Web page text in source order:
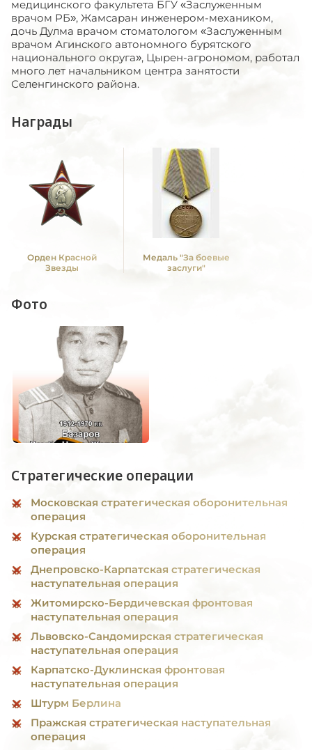
медицинского факультета БГУ «Заслуженным
врачом РБ», Жамсаран инженером-механиком,
дочь Дулма врачом стоматологом «Заслуженным
врачом Агинского автономного бурятского
национального округа», Цырен-агрономом, работал
много лет начальником центра занятости
Селенгинского района.
Награды
Орден Красной
Звезды
Медаль "За боевые
заслуги"
Фото
Стратегические операции
Московская стратегическая оборонительная
операция
Курская стратегическая оборонительная
операция
Днепровско-Карпатская стратегическая
наступательная операция
Житомирско-Бердичевская фронтовая
наступательная операция
Львовско-Сандомирская стратегическая
наступательная операция
Карпатско-Дуклинская фронтовая
наступательная операция
Штурм Берлина
Пражская стратегическая наступательная
операция